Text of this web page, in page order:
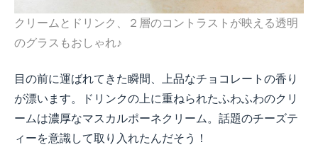
クリームとドリンク、２層のコントラストが映える透明
のグラスもおしゃれ♪
目の前に運ばれてきた瞬間、上品なチョコレートの香り
が漂います。ドリンクの上に重ねられたふわふわのクリ
ームは濃厚なマスカルポーネクリーム。話題のチーズテ
ィーを意識して取り入れたんだそう！